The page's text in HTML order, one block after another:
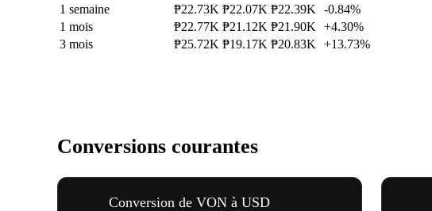
1 semaine
₱22.73K ₱22.07K ₱22.39K
-0.84%
1 mois
₱22.77K ₱21.12K ₱21.90K
+4.30%
3 mois
₱25.72K ₱19.17K ₱20.83K +13.73%
Conversions courantes
Conversion de VON à USD